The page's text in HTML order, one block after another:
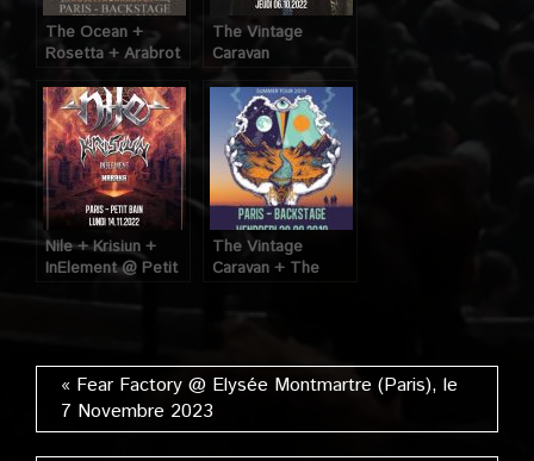
The Ocean +
Rosetta + Arabrot
@ O’Sullivans
Backstage By The
Mills (Paris), le 1er
Novembre 2018
The Vintage
Caravan
+ Volcanova @
Backstage by The
Mills (Paris), le 6
Octobre 2022
Nile + Krisiun +
InElement @ Petit
The Vintage
Caravan + The
O’Sullivans
Août 2019
« Fear Factory @ Elysée Montmartre (Paris), le
7 Novembre 2023